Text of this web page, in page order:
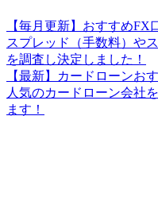
【毎月更新】おすすめFX
スプレッド（手数料）や
を調査し決定しました！
【最新】カードローンお
人気のカードローン会社
ます！